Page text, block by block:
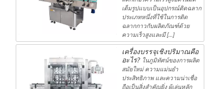
เต็มรูปแบบเป็นอุปกรณ์ติดฉลาก
ประเภทหนึ่งที่ใช้ในการติด
ฉลากกาวกับผลิตภัณฑ์ด้วย
ความเร็วสูงและมี […]
เครื่องบรรจุเชิงปริมาณคือ
อะไร? ในภูมิทัศน์ของการผลิต
สมัยใหม่ ความแม่นยำ
ประสิทธิภาพ และความน่าเชื่อ
ถือเป็นสิ่งสำคัญยิ่ง ผู้เล่นหลัก